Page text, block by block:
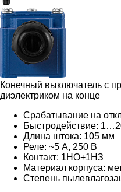
Конечный выключатель с
диэлектриком на конце
Срабатывание на
Быстродействие:
Длина штока: 105 мм
Реле: ~5 А, 250 В
Контакт: 1НО+1НЗ
Материал корпуса:
Степень